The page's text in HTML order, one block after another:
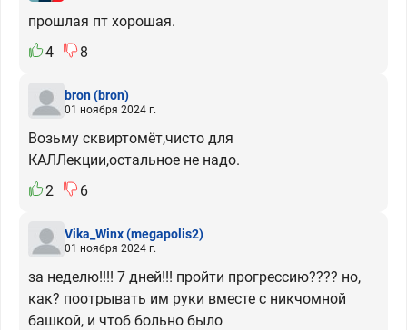
прошлая пт хорошая.
4
8
bron(bron)
01 ноября 2024 г.
Возьму сквиртомёт,чисто для
КАЛЛекции,остальное не надо.
2
6
Vika_Winx(megapolis2)
01 ноября 2024 г.
за неделю!!!! 7 дней!!! пройти прогрессию???? но,
как? поотрывать им руки вместе с никчомной
башкой, и чтоб больно было